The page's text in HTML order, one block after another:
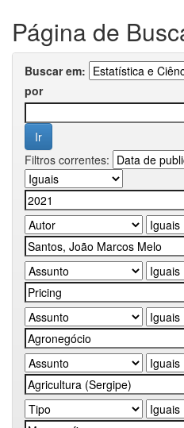
Página de
Buscar em:
por
Filtros correntes: